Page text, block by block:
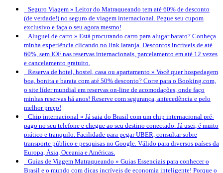
Seguro Viagem » Leitor do Matraqueando tem até 60% de desconto
(de verdade!) no seguro de viagem internacional. Pegue seu cupom
exclusivo e faça o seu agora mesmo!
Aluguel de carro » Está procurando carro para alugar barato? Conheça
minha experiência clicando no link laranja. Descontos incríveis de até
60%, sem IOF nas reservas internacionais, parcelamento em até 12 vezes
e cancelamento gratuito.
Reserva de hotel, hostel, casa ou apartamento » Você quer hospedagem
boa, bonita e barata com até 50% desconto? Corre para o Booking.com,
o site líder mundial em reservas on-line de acomodações, onde faço
minhas reservas há anos! Reserve com segurança, antecedência e pelo
melhor preço!
Chip internacional » Já saia do Brasil com um chip internacional pré-
pago no seu telefone e chegue ao seu destino conectado. Já usei, é muito
prático e tranquilo. Facilidade para pegar UBER, consultar sobre
transporte público e pesquisas no Google. Válido para diversos países da
Europa, Ásia, Oceania e Américas.
Guias de Viagem Matraqueando » Guias Essenciais para conhecer o
Brasil e o mundo com dicas incríveis de economia inteligente! Porque o